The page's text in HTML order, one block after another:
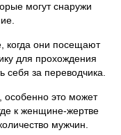
могут снаружи
когда они посещают
для прохождения
себя за переводчика.
особенно это может
к женщине-жертве
мужчин.